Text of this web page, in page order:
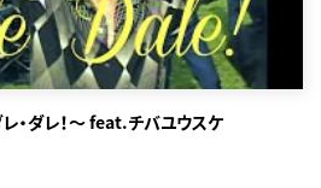
・ダレ！～ feat.チバユウスケ